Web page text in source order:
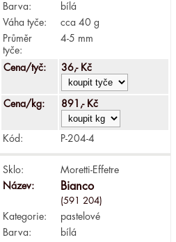
Barva:
bílá
Váha tyče:
cca 40 g
Průměr
tyče:
4-5 mm
Cena/tyč: 36,- Kč
Cena/kg: 891,- Kč
Kód: P-204-4
Sklo:
Moretti-Effetre
Název:
Bianco
(591 204)
Kategorie:
pastelové
Barva:
bílá